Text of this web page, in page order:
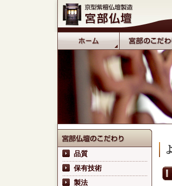
品質
保有技術
製法